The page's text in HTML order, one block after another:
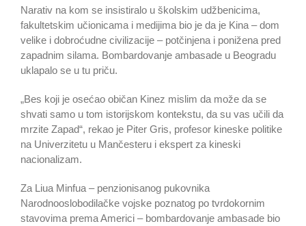
Narativ na kom se insistiralo u školskim udžbenicima,
fakultetskim učionicama i medijima bio je da je Kina – dom
velike i dobroćudne civilizacije – potčinjena i ponižena pred
zapadnim silama. Bombardovanje ambasade u Beogradu
uklapalo se u tu priču.
„Bes koji je osećao običan Kinez mislim da može da se
shvati samo u tom istorijskom kontekstu, da su vas učili da
mrzite Zapad“, rekao je Piter Gris, profesor kineske politike
na Univerzitetu u Mančesteru i ekspert za kineski
nacionalizam.
Za Liua Minfua – penzionisanog pukovnika
Narodnooslobodilačke vojske poznatog po tvrdokornim
stavovima prema Americi – bombardovanje ambasade bio